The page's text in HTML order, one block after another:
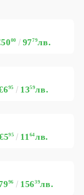
00 9779лв.
95 1359лв.
95 11 64лв.
96 15639лв.